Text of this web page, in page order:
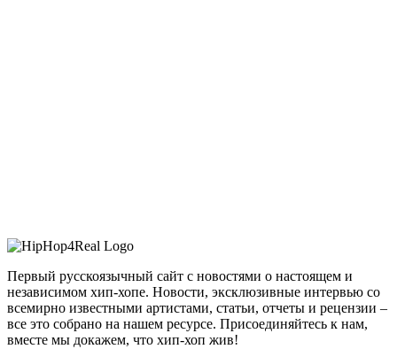
Первый русскоязычный сайт с новостями о настоящем и
независимом хип-хопе. Новости, эксклюзивные интервью со
всемирно известными артистами, статьи, отчеты и рецензии –
все это собрано на нашем ресурсе. Присоединяйтесь к нам,
вместе мы докажем, что хип-хоп жив!